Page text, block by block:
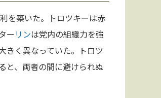
を築いた。トロツキーは赤
ー リンは党内の組織力を強
きく異なっていた。トロツ
と、両者の間に避けられぬ